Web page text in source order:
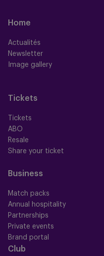
Home
Actualités
Newsletter
Image gallery
Tickets
Tickets
ABO
Resale
Share your ticket
Business
Match packs
Annual hospitality
Partnerships
Private events
Brand portal
Club